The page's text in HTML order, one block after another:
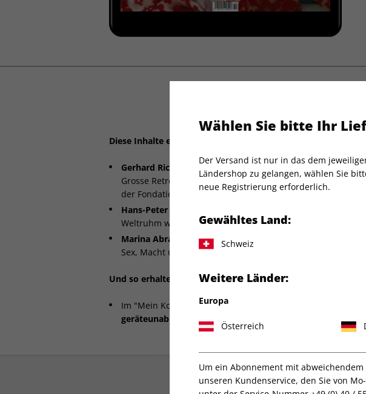
Diese Inhalte erwarten Sie:
Gerhard Richter
Grosse Retrospektive in Paris. Das Lebenswerk des
der Fondation Louis Vuitton
Hans-Peter Feldmann:
Weltruhm wider Willen
Marina Abramovic:
Sex, Macht und geheime Rituale
Und so erhalten Sie Zugriff auf die digitale Ausgabe:
Im "Mein Konto"-Bereich des Shops können Sie das ePaper
geräteunabhängige PDF-Datei
Wählen Sie bitte Ihr
Der Versand ist nur in das dem
Ländershop zu gelangen, wählen Sie
neue Registrierung erforderlich.
Gewähltes Land:
Schweiz
Weitere Länder:
Europa
Österreich
Um ein Abonnement mit
unseren Kundenservice, den Sie von